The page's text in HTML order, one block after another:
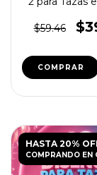
$59.46
HASTA 20%
COMPRANDO EN